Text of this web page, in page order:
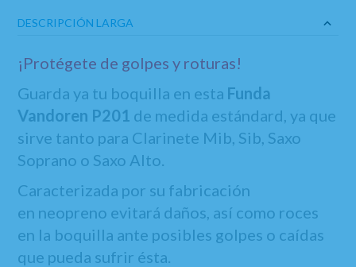
DESCRIPCIÓN LARGA
¡Protégete de golpes y roturas!
Guarda ya tu boquilla en esta Funda
Vandoren P201 de medida estándard, ya que
sirve tanto para Clarinete Mib, Sib, Saxo
Soprano o Saxo Alto.
Caracterizada por su fabricación
en neopreno evitará daños, así como roces
en la boquilla ante posibles golpes o caídas
que pueda sufrir ésta.